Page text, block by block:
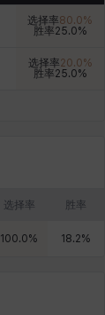
阿德拉
选择率80.0%
胜率25.0%
选择率20.0%
胜率25.0%
选择率 胜率
100.0% 18.2%